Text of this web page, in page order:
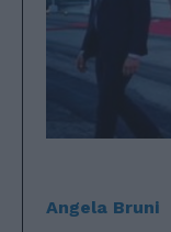
Angela Bruni